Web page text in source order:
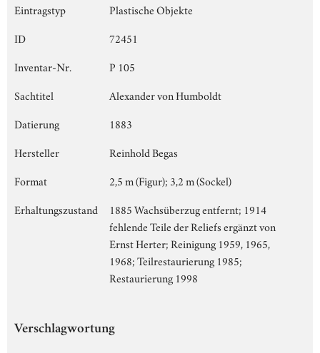
Eintragstyp
Plastische Objekte
ID
72451
Inventar-Nr.
P 105
Sachtitel
Alexander von Humboldt
Datierung
1883
Hersteller
Reinhold Begas
Format
2,5 m (Figur); 3,2 m (Sockel)
Erhaltungszustand
1885 Wachsüberzug entfernt; 1914
fehlende Teile der Reliefs ergänzt von
Ernst Herter; Reinigung 1959, 1965,
1968; Teilrestaurierung 1985;
Restaurierung 1998
Verschlagwortung